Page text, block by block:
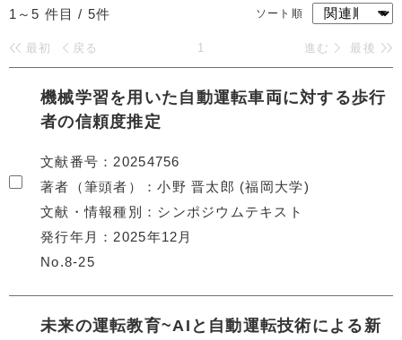
1～5 件目 / 5件 ソート順
最初 戻る 1 進む 最後
機械学習を用いた自動運転車両に対する歩行
者の信頼度推定
文献番号
20254756
著者（筆頭者）
小野 晋太郎 (福岡大学)
文献・情報種別
シンポジウムテキスト
発行年月
2025年12月
No.8-25
未来の運転教育~AIと自動運転技術による新